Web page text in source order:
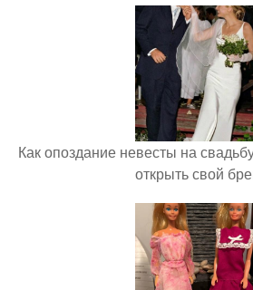
Как опоздание невесты на
открыть свой